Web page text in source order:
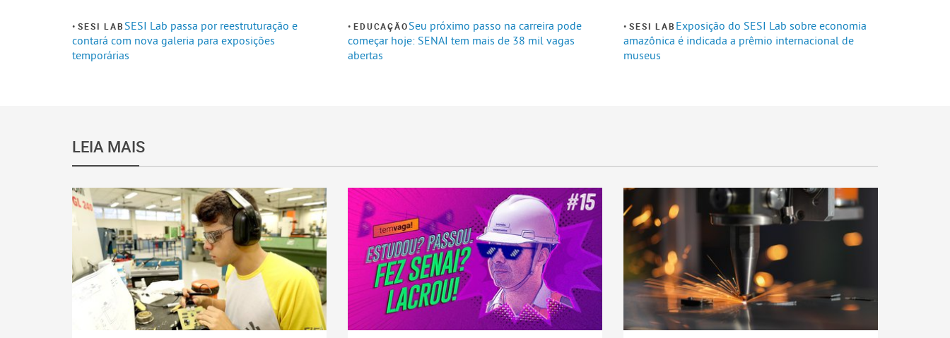
SESI LAB SESI Lab passa por reestruturação e
contará com nova galeria para exposições
temporárias
EDUCAÇÃOSeu próximo passo na carreira pode
começar hoje: SENAI tem mais de 38 mil vagas
abertas
SESI LAB Exposição do SESI Lab sobre economia
amazônica é indicada a prêmio internacional de
museus
LEIA MAIS